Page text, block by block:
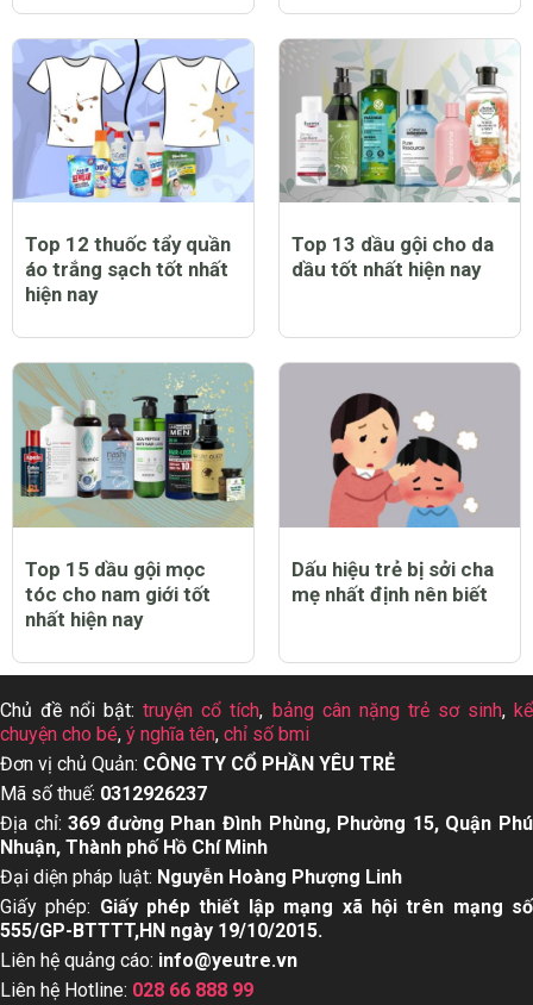
Top 12 thuốc tẩy quần
áo trắng sạch tốt nhất
hiện nay
Top 13 dầu gội cho da
dầu tốt nhất hiện nay
Top 15 dầu gội mọc
tóc cho nam giới tốt
nhất hiện nay
Dấu hiệu trẻ bị sởi cha
mẹ nhất định nên biết
Chủ đề nổi bật:truyện cổ tích, bảng cân nặng trẻ sơ sinh,kể
chuyện cho bé, ý nghĩa tên, chỉ số bmi
Đơn vị chủ Quản: CÔNG TY CỔ PHẦN YÊU TRẺ
Mã số thuế: 0312926237
Địa chỉ:369 đường Phan Đình Phùng, Phường 15, Quận Phú
Nhuận, Thành phố Hồ Chí Minh
Đại diện pháp luật: Nguyễn Hoàng Phượng Linh
Giấy phép: Giấy phép thiết lập mạng xã hội trên mạng số
555/GP-BTTTT,HN ngày 19/10/2015.
Liên hệ quảng cáo: info@yeutre.vn
Liên hệ Hotline: 028 66 888 99